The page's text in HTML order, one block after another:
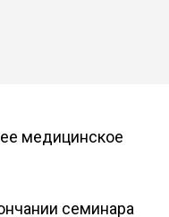
медицинское
семинара